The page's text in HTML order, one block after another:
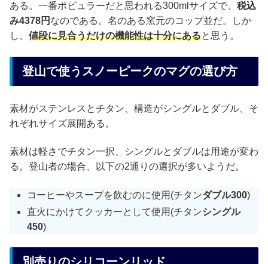
ある。一番ポピュラーだと思われる300mlサイズで、 税込
み4378円 なのである。名のある窯元のコップ並だ。しか
し、 値段に見合うだけの機能性は十分にあると思う。
登山で使うスノーピークのマグの選び方
素材がステンレスとチタン、構造がシングルとダブル、そ
れぞれサイズ展開ある。
素材は軽さでチタン一択、シングルとダブルは用途が変わ
る。登山者の場合、以下の2通りの選択が多いようだ。
コーヒーやスープを飲むのに使用(チタンダブル300)
直火にかけてクッカーとして使用(チタンシングル
450)